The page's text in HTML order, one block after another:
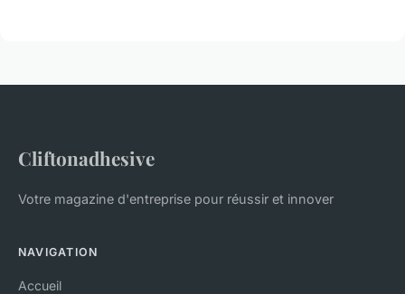
Cliftonadhesive
Votre magazine d'entreprise pour réussir et innover
NAVIGATION
Accueil